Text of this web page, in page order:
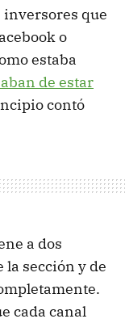
inversores que
o
estaba
de estar
contó
a dos
la sección y de
cada canal